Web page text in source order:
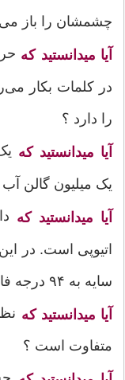
چشمشان را باز
آیا میدانستید که
را دارد ؟
آیا میدانستید که
یک میلیون گالن آب
آیا میدانستید که
اتیوپی است. در
سایه به ۹۴ درجه فارنهایت می رسد ؟
آیا میدانستید که
متفاوت است ؟